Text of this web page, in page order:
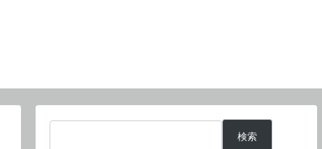
検索